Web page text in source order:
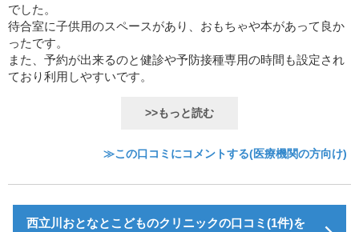
でした。
待合室に子供用のスペースがあり、おもちゃや本があって良か
ったです。
また、予約が出来るのと健診や予防接種専用の時間も設定され
ており利用しやすいです。
>>もっと読む
≫この口コミにコメントする(医療機関の方向け)
西立川おとなとこどものクリニックの口コミ(1件)を